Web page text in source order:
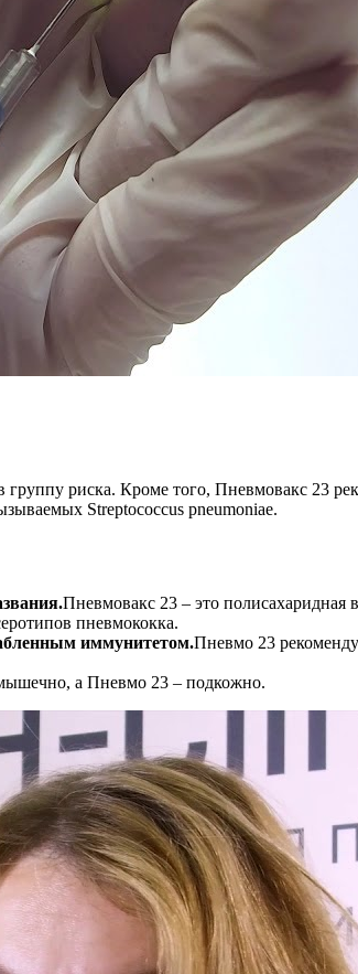
риска. Кроме того, Пневмовакс 23
Streptococcus pneumoniae.
Пневмовакс 23 – это полисахаридная
пневмококка.
иммунитетом.Пневмо 23
а Пневмо 23 – подкожно.